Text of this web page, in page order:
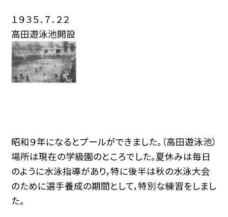
１９３５．７．２２
高田遊泳池開設
昭和９年になるとプールができました。（高田遊泳池）
場所は現在の学級園のところでした。夏休みは毎日
のように水泳指導があり，特に後半は秋の水泳大会
のために選手養成の期間として，特別な練習をしまし
た。